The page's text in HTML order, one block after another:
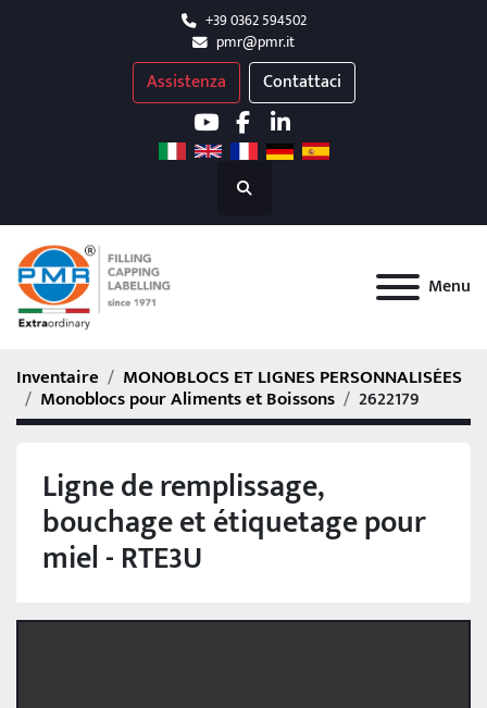
+39 0362 594502
pmr@pmr.it
Assistenza Contattaci
youtube
facebook
linkedin
Rechercher
Menu
Inventaire MONOBLOCS ET LIGNES PERSONNALISÉES
Monoblocs pour Aliments et Boissons 2622179
Ligne de remplissage,
bouchage et étiquetage pour
miel - RTE3U